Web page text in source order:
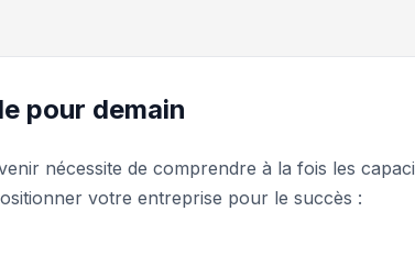
pour demain
nécessite de comprendre à la fois les
votre entreprise pour le succès :